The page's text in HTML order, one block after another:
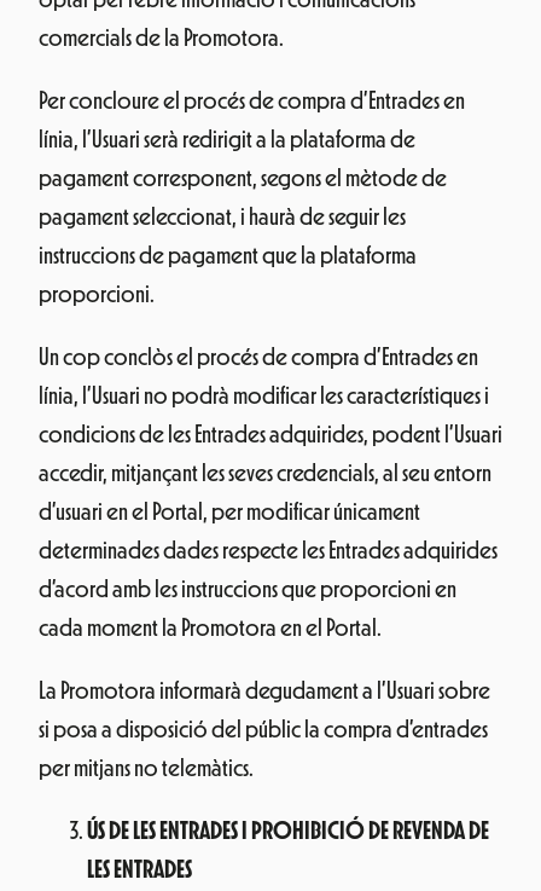
comercials de la Promotora.
Per concloure el procés de compra d’Entrades en
línia, l’Usuari serà redirigit a la plataforma de
pagament corresponent, segons el mètode de
pagament seleccionat, i haurà de seguir les
instruccions de pagament que la plataforma
proporcioni.
Un cop conclòs el procés de compra d’Entrades en
línia, l’Usuari no podrà modificar les característiques i
condicions de les Entrades adquirides, podent l’Usuari
accedir, mitjançant les seves credencials, al seu entorn
d’usuari en el Portal, per modificar únicament
determinades dades respecte les Entrades adquirides
d’acord amb les instruccions que proporcioni en
cada moment la Promotora en el Portal.
La Promotora informarà degudament a l’Usuari sobre
si posa a disposició del públic la compra d’entrades
per mitjans no telemàtics.
ÚS DE LES ENTRADES I PROHIBICIÓ DE REVENDA DE
LES ENTRADES